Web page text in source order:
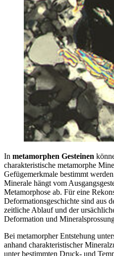
In metamorphen Gesteinen
charakteristische metamorphe
Gefügemerkmale bestimmt
Minerale hängt vom
Metamorphose ab. Für eine
Deformationsgeschichte sind aus
zeitliche Ablauf und der
Deformation und
Bei metamorpher Entstehung
anhand charakteristischer
unter bestimmten Druck- und